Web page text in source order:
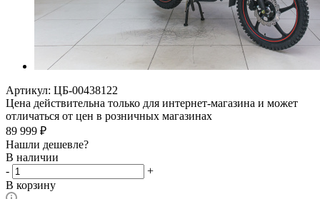
Артикул: ЦБ-00438122
Цена действительна только для интернет-магазина и может
отличаться от цен в розничных магазинах
89 999 ₽
Нашли дешевле?
В наличии
-
+
В корзину